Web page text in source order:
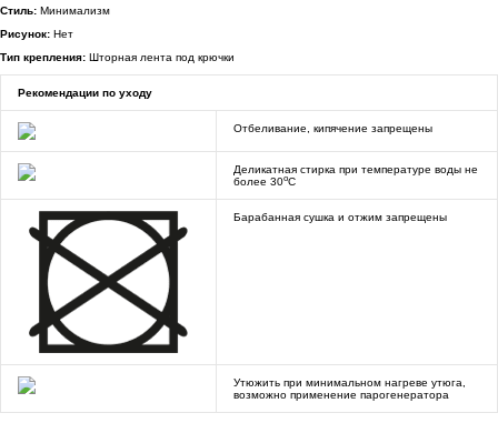
Стиль: Минимализм
Рисунок: Нет
Тип крепления: Шторная лента под крючки
Рекомендации по уходу
Отбеливание, кипячение запрещены
Деликатная стирка при температуре воды не
более 30oC
Барабанная сушка и отжим запрещены
Утюжить при минимальном нагреве утюга,
возможно применение парогенератора